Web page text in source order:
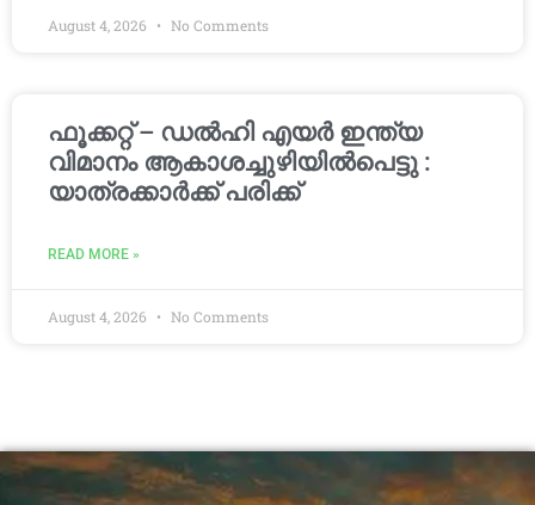
August 4, 2026 No Comments
ഫൂക്കറ്റ് – ഡൽഹി എയര്‍ ഇന്ത്യ
വിമാനം ആകാശച്ചുഴിയില്‍പെട്ടു :
യാത്രക്കാര്‍ക്ക് പരിക്ക്
READ MORE »
August 4, 2026 No Comments